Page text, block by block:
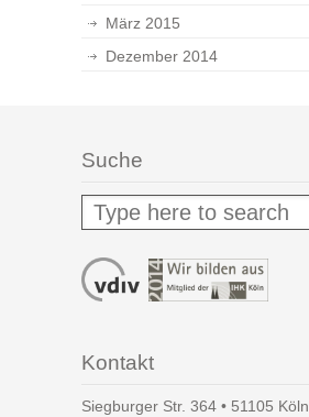
März 2015
Dezember 2014
Suche
Kontakt
Siegburger Str. 364 • 51105 Köln